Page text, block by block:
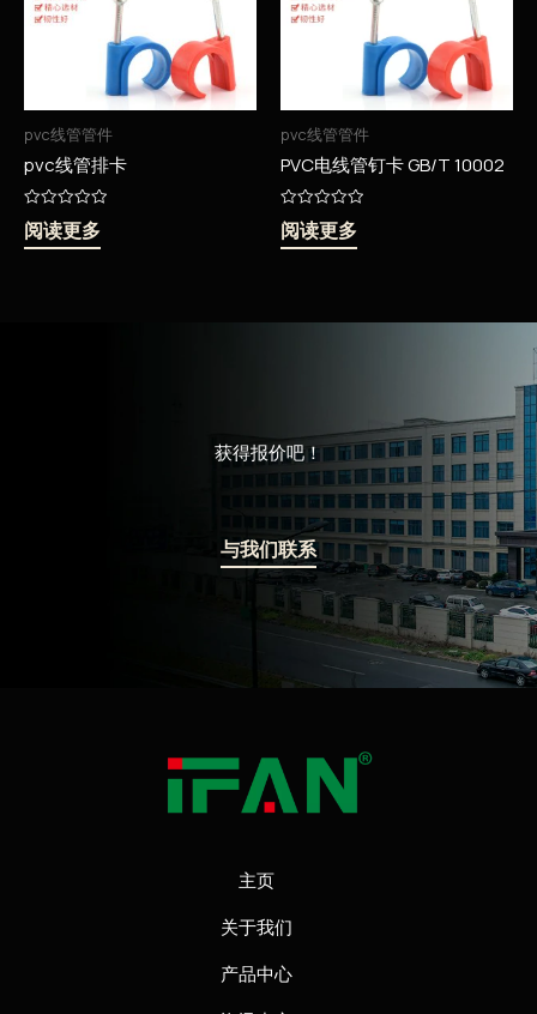
pvc线管管件
pvc线管排卡
评
分
0
阅读更多
pvc线管管件
PVC电线管钉卡 GB/T 10002
评
分
0
阅读更多
获得报价吧！
与我们联系
主页
关于我们
产品中心